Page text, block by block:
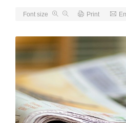
Font size Print